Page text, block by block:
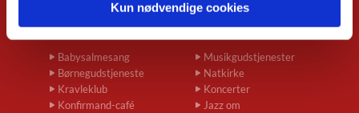
Kun nødvendige cookies
Børn og unge
Babysalmesang
Børnegudstjeneste
Kravleklub
Konfirmand-café
Voksne
Musikgudstjenester
Natkirke
Koncerter
Jazz om